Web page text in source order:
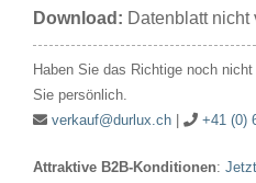
36V
18x35mm
Ba15d
Download: Datenblatt nicht
Haben Sie das Richtige noch
Sie persönlich.
verkauf@durlux.ch| +41 (0)
Attraktive B2B-Konditionen: